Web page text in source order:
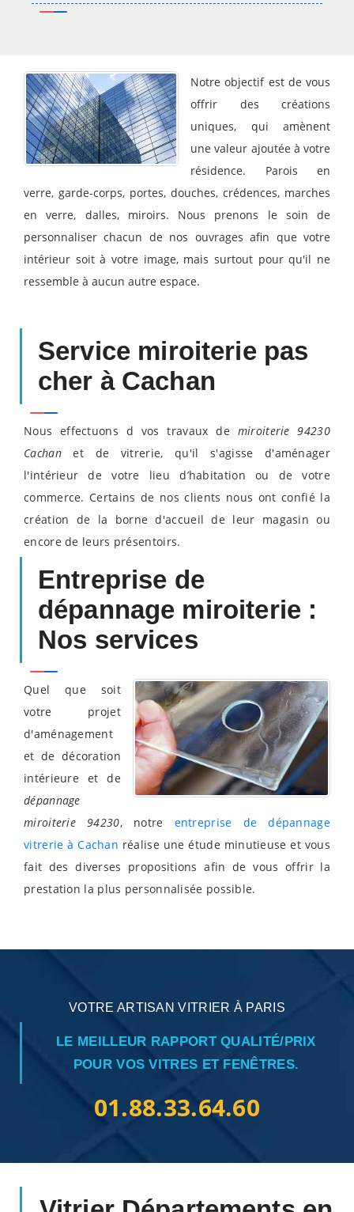
Notre objectif est de vous
offrir des créations
uniques, qui amènent
une valeur ajoutée à votre
résidence. Parois en
verre, garde-corps, portes, douches, crédences, marches
en verre, dalles, miroirs. Nous prenons le soin de
personnaliser chacun de nos ouvrages afin que votre
intérieur soit à votre image, mais surtout pour qu'il ne
ressemble à aucun autre espace.
Service miroiterie pas
cher à Cachan
Nous effectuons d vos travaux de miroiterie 94230
Cachanet de vitrerie, qu'il s'agisse d'aménager
l'intérieur de votre lieu d’habitation ou de votre
commerce. Certains de nos clients nous ont confié la
création de la borne d'accueil de leur magasin ou
encore de leurs présentoirs.
Entreprise de
dépannage miroiterie :
Nos services
Quel que soit
votre projet
d'aménagement
et de décoration
intérieure et de
dépannage
miroiterie 94230, notre entreprise de dépannage
vitrerie à Cachan réalise une étude minutieuse et vous
fait des diverses propositions afin de vous offrir la
prestation la plus personnalisée possible.
VOTRE ARTISAN VITRIER À PARIS
LE MEILLEUR RAPPORT QUALITÉ/PRIX
POUR VOS VITRES ET FENÊTRES.
01.88.33.64.60